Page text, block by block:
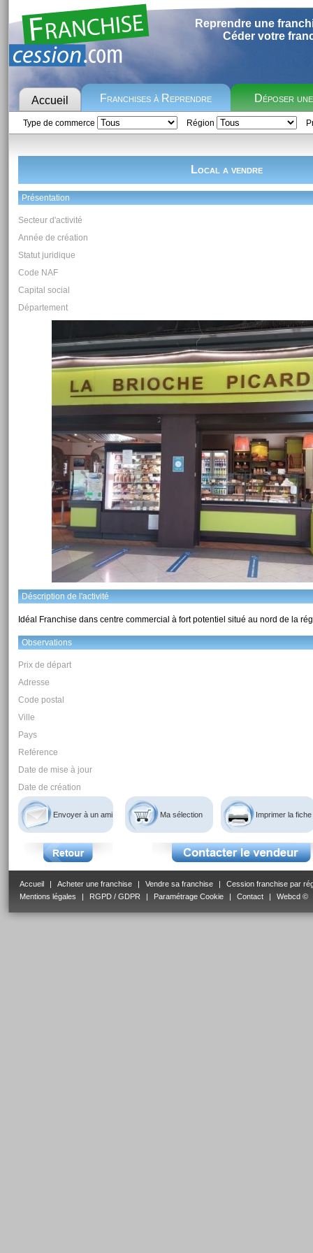
Reprendre une
Céder votre
Accueil Franchises à Reprendre Déposer
Type de commerce Région
Local a vendre
Présentation
Secteur d'activité
Année de création
Statut juridique
Code NAF
Capital social
Département
Déscription de l'activité
Idéal Franchise dans centre commercial à fort potentiel situé au nord de la
Observations
Prix de départ
Adresse
Code postal
Ville
Pays
Reférence
Date de mise à jour
Date de création
Envoyer à un ami Ma sélection Imprimer la fiche
Accueil Acheter une franchise Vendre sa franchise
Cession franchise par
Mentions légales
RGPD / GDPR Paramétrage Cookie Contact Webcd ©